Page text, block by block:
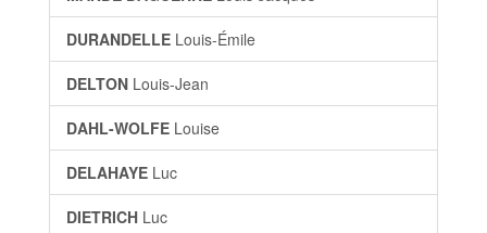
DURANDELLE Louis-Émile
DELTON Louis-Jean
DAHL-WOLFE Louise
DELAHAYE Luc
DIETRICH Luc